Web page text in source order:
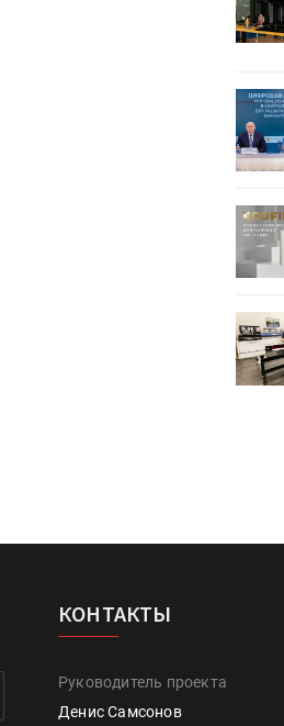
КОНТАКТЫ
Руководитель проекта
Денис Самсонов